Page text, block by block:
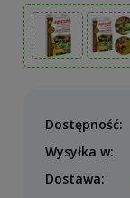
Dostępność:
Wysyłka w:
Dostawa: